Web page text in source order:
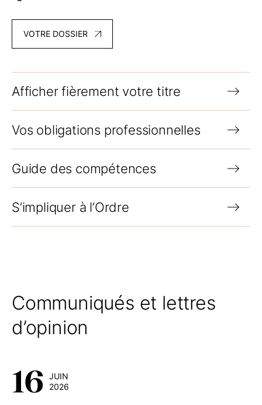
VOTRE DOSSIER
Afficher fièrement votre titre
Vos obligations professionnelles
Guide des compétences
S’impliquer à l’Ordre
Communiqués et lettres
d’opinion
16 JUIN
2026